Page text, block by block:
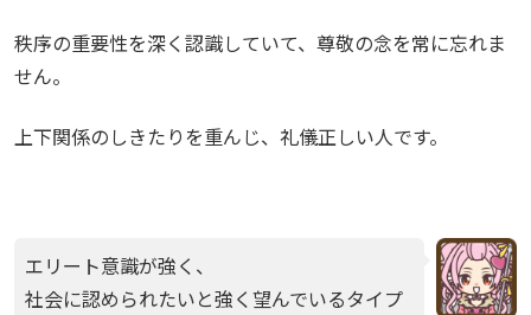
秩序の重要性を深く認識していて、尊敬の念を常に忘れま
せん。
上下関係のしきたりを重んじ、礼儀正しい人です。
エリート意識が強く、
社会に認められたいと強く望んでいるタイプ